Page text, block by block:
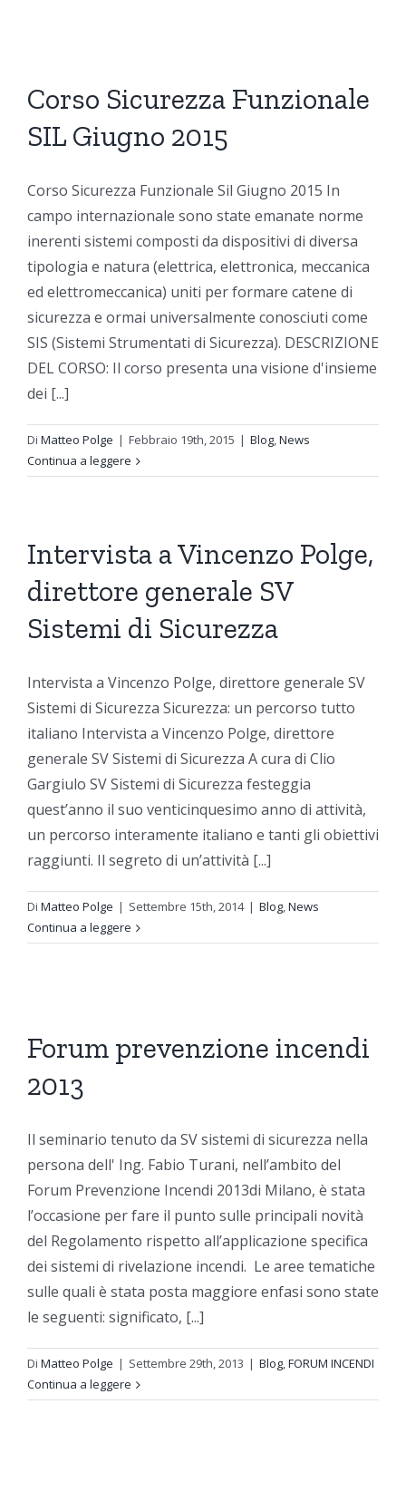
Corso Sicurezza Funzionale
SIL Giugno 2015
Corso Sicurezza Funzionale Sil Giugno 2015 In
campo internazionale sono state emanate norme
inerenti sistemi composti da dispositivi di diversa
tipologia e natura (elettrica, elettronica, meccanica
ed elettromeccanica) uniti per formare catene di
sicurezza e ormai universalmente conosciuti come
SIS (Sistemi Strumentati di Sicurezza). DESCRIZIONE
DEL CORSO: Il corso presenta una visione d'insieme
dei [...]
Di Matteo Polge | Febbraio 19th, 2015 | Blog,News
Continua a leggere
Intervista a Vincenzo Polge,
direttore generale SV
Sistemi di Sicurezza
Intervista a Vincenzo Polge, direttore generale SV
Sistemi di Sicurezza Sicurezza: un percorso tutto
italiano Intervista a Vincenzo Polge, direttore
generale SV Sistemi di Sicurezza A cura di Clio
Gargiulo SV Sistemi di Sicurezza festeggia
quest’anno il suo venticinquesimo anno di attività,
un percorso interamente italiano e tanti gli obiettivi
raggiunti. Il segreto di un’attività [...]
Di Matteo Polge | Settembre 15th, 2014 | Blog,News
Continua a leggere
Forum prevenzione incendi
2013
Il seminario tenuto da SV sistemi di sicurezza nella
persona dell' Ing. Fabio Turani, nell’ambito del
Forum Prevenzione Incendi 2013di Milano, è stata
l’occasione per fare il punto sulle principali novità
del Regolamento rispetto all’applicazione specifica
dei sistemi di rivelazione incendi. Le aree tematiche
sulle quali è stata posta maggiore enfasi sono state
le seguenti: significato, [...]
Di Matteo Polge | Settembre 29th, 2013 | Blog,FORUM INCENDI
Continua a leggere